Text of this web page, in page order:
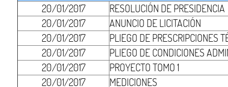
20/01/2017
RESOLUCIÓN DE PRESIDENCIA
20/01/2017
ANUNCIO DE LICITACIÓN
20/01/2017
PLIEGO DE PRESCRIPCIONES
20/01/2017
PLIEGO DE CONDICIONES
20/01/2017
PROYECTO TOMO 1
20/01/2017
MEDICIONES